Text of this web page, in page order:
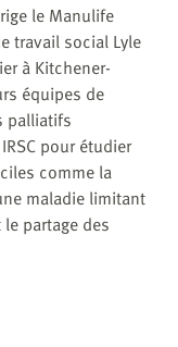
le Manulife
travail social Lyle
à Kitchener-
équipes de
palliatifs
pour étudier
comme la
maladie limitant
partage des